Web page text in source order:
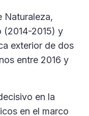
Naturaleza,
(2014-2015) y
exterior de dos
entre 2016 y
en la
en el marco